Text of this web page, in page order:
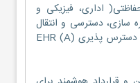
اداری، فیزیکی و
سازی، دسترسی و انتقال
برای تضمین محرمانه بودن (C)، و دسترس پذیری (A) EHR